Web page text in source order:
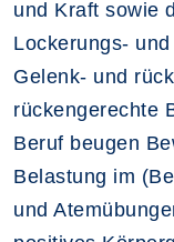
und Kraft sowie
Lockerungs-
Gelenk- und
rückengerechte
Beruf beugen
Belastung im
und